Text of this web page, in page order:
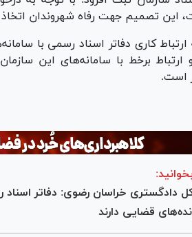
این تصمیم جهت رفاه شهروندان
ارتباط کاری دفاتر اسناد رسمی با
ارتباط برخط با سامانه‌های این
است.
دادگستری خراسان رضوی: دفاتر
قضایی دارند